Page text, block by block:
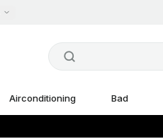
Airconditioning Bad